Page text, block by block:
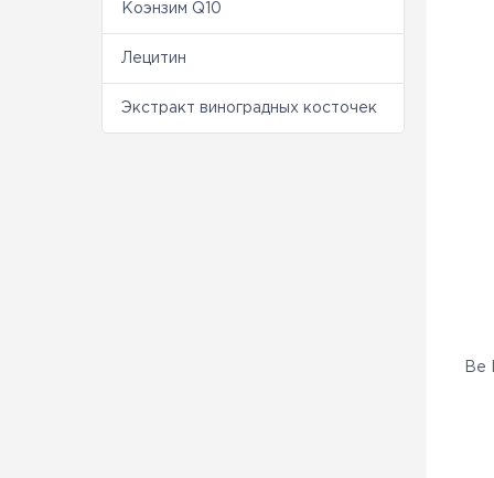
Коэнзим Q10
Лецитин
Экстракт виноградных косточек
Be